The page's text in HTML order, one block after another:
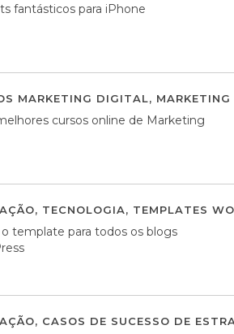
fantásticos para iPhone
MARKETING DIGITAL,
cursos online de Marketing
, TECNOLOGIA, TEMPLATES
o template para todos os blogs
, CASOS DE SUCESSO DE